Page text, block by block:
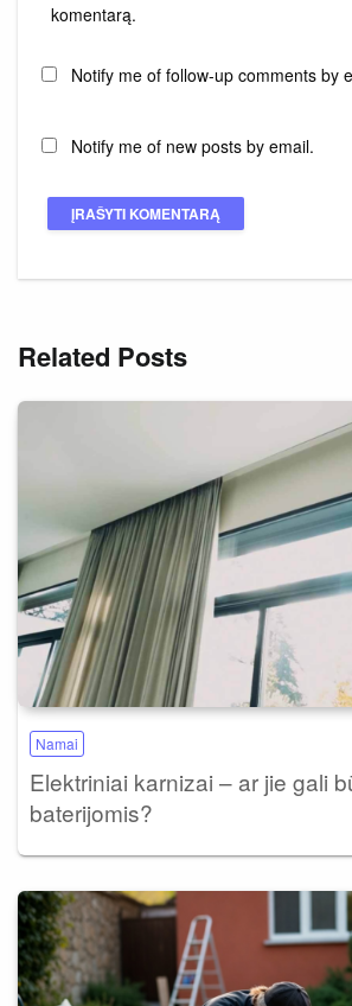
komentarą.
Notify me of follow-up comments by
Notify me of new posts by email.
Related Posts
Namai
Elektriniai karnizai – ar jie gali
baterijomis?